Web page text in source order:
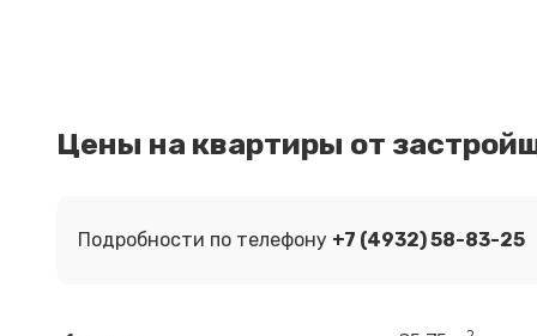
Цены на квартиры от
Подробности по телефону +7 (4932)58-83-25